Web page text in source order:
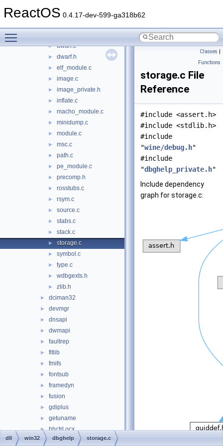
ReactOS 0.4.17-dev-599-ga318b62
► cpu_x86_64.c
► dwarf.c
► dwarf.h
► elf_module.c
► image.c
► image_private.h
► inflate.c
► macho_module.c
► minidump.c
► module.c
► msc.c
► path.c
► pe_module.c
► precomp.h
► rosstubs.c
► rsym.c
► source.c
► stabs.c
► stack.c
► storage.c
► symbol.c
► type.c
► wdbgexts.h
► zlib.h
► dciman32
► devmgr
► dnsapi
► dwmapi
► faultrep
► fltlib
► fmifs
► fontsub
► framedyn
► fusion
► gdiplus
► getuname
► hhctrl.ocx
► hid
Classes |
Functions
storage.c File
Reference
#include <assert.h>
#include <stdlib.h>
#include
"wine/debug.h"
#include
"dbghelp_private.h"
Include dependency
graph for storage.c:
dll win32 dbghelp storage.c